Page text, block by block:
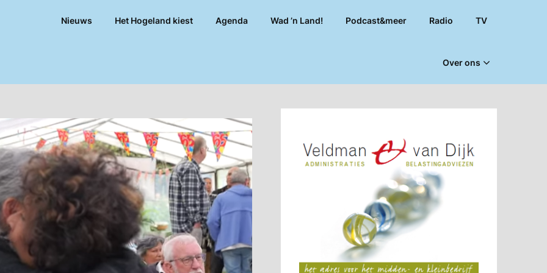
Nieuws Het Hogeland kiest Agenda Wad ’n Land! Podcast&meer Radio TV
Over ons